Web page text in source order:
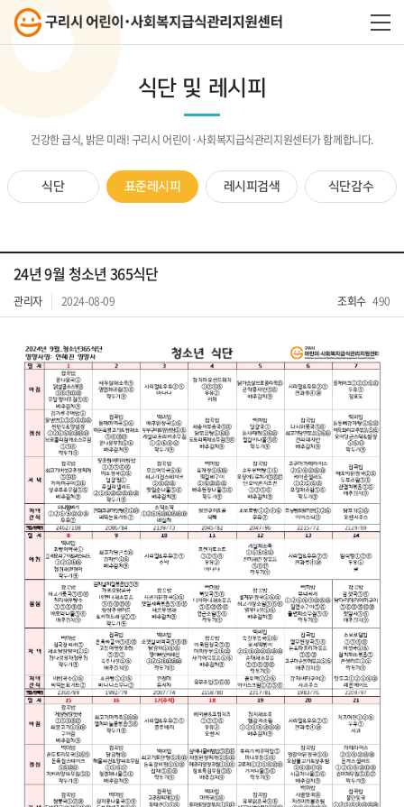
식단 및 레시피
건강한 급식, 밝은 미래! 구리시 어린이·사회복지급식관리지원센터가 함께합니다.
식단 표준레시피 레시피검색 식단감수
24년 9월 청소년 365식단
관리자 2024-08-09 조회수 490